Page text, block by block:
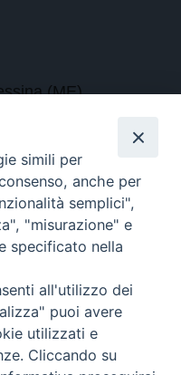
(ME)
9.30 alle 12.30
simili per
anche per
semplici",
"misurazione" e
specificato nella
all'utilizzo dei
puoi avere
utilizzati e
Cliccando su